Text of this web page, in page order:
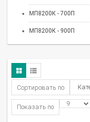
МП8200К - 700П
МП8200К - 900П
Сортировать по
Показать по